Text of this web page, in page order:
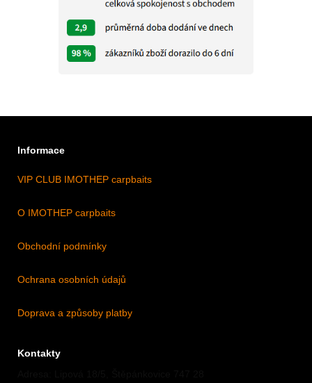
Informace
VIP CLUB IMOTHEP carpbaits
O IMOTHEP carpbaits
Obchodní podmínky
Ochrana osobních údajů
Doprava a způsoby platby
Kontakty